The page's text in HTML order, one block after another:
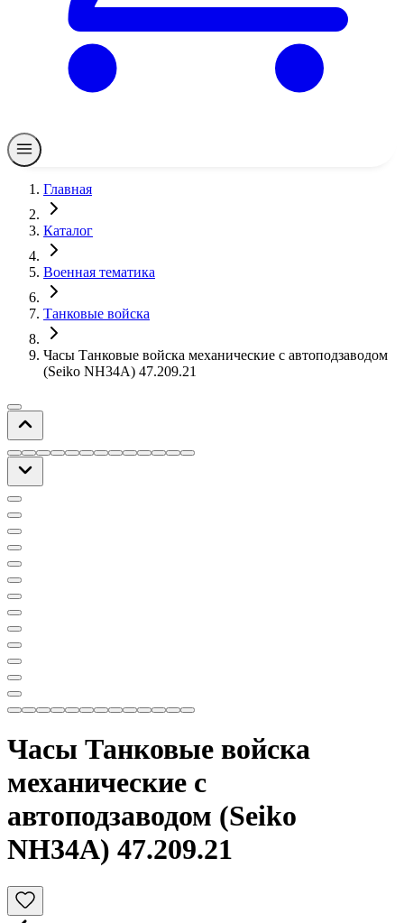
Главная
Каталог
Военная тематика
Танковые войска
Часы Танковые войска механические с автоподзаводом
(Seiko NH34A) 47.209.21
Часы Танковые войска
механические с
автоподзаводом (Seiko
NH34A) 47.209.21